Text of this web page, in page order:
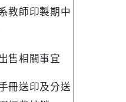
教師印製期中
售相關事宜
冊送印及分送